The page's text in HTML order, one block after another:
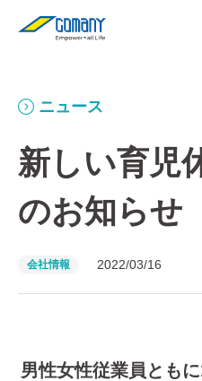
ニュース
新しい育児
のお知らせ
会社情報 2022/03/16
男性女性従業員とも